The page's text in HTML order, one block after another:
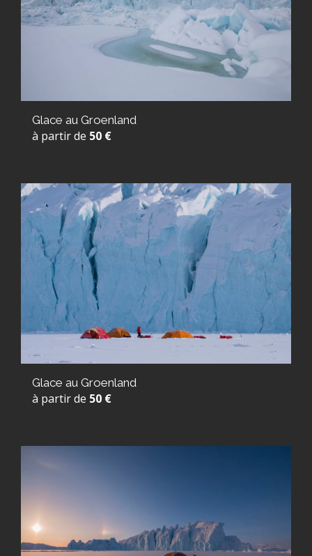
Glace au Groenland
à partir de 50 €
Glace au Groenland
à partir de 50 €